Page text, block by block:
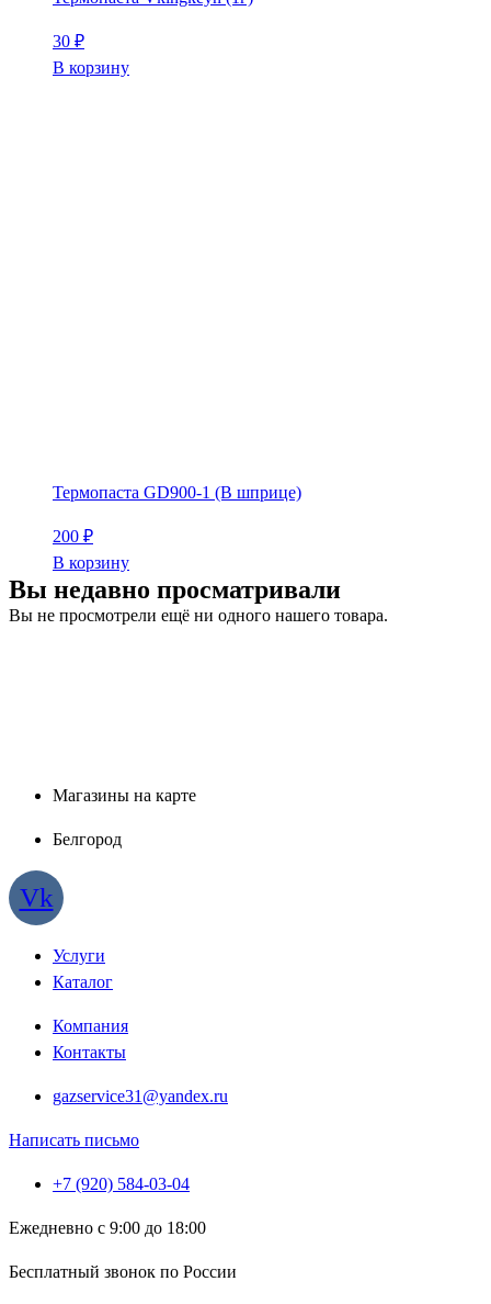
30 ₽
В корзину
Термопаста GD900-1 (В шприце)
200 ₽
В корзину
Вы недавно просматривали
Вы не просмотрели ещё ни одного нашего товара.
Магазины на карте
Белгород
Vk
Услуги
Каталог
Компания
Контакты
gazservice31@yandex.ru
Написать письмо
+7 (920) 584-03-04
Ежедневно с 9:00 до 18:00
Бесплатный звонок по России